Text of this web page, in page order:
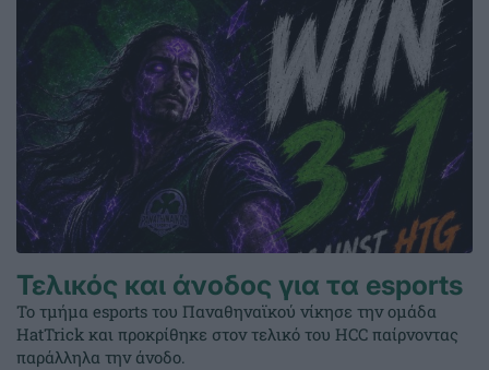
Τελικός και άνοδος για τα esports
Το τμήμα esports του Παναθηναϊκού νίκησε την ομάδα
HatTrick και προκρίθηκε στον τελικό του HCC παίρνοντας
παράλληλα την άνοδο.